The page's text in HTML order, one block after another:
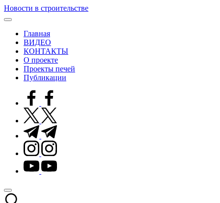
Перейти
к
Новости в строительстве
Современные
строительстве
Главная
ВИДЕО
КОНТАКТЫ
О проекте
Проекты печей
Публикации
facebook.com
twitter.com
t.me
instagram.com
youtube.com